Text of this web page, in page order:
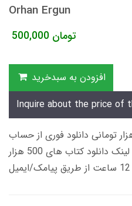
Orhan Ergun
500,000 تومان
افزودن به سبدخرید
Inquire about the price of
تحویل کتاب های 600 هزار تومانی دانلود فوری از حساب
کاربری می باشد، و زمان تحویل لینک دانلود کتاب های 500 هزار